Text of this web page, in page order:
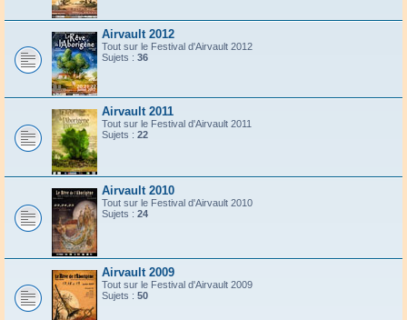
Airvault 2012
Tout sur le Festival d'Airvault 2012
Sujets : 36
Airvault 2011
Tout sur le Festival d'Airvault 2011
Sujets : 22
Airvault 2010
Tout sur le Festival d'Airvault 2010
Sujets : 24
Airvault 2009
Tout sur le Festival d'Airvault 2009
Sujets : 50